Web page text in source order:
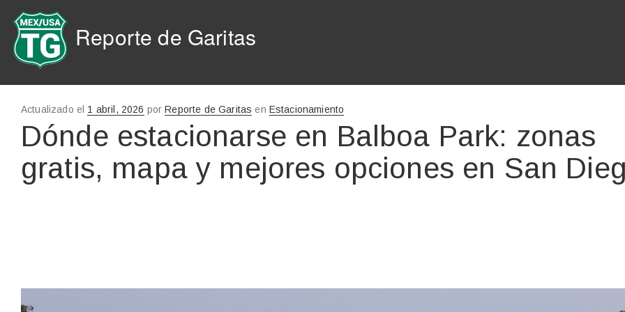
Reporte de Garitas
Actualizado el Publicado
en
1 abril, 2026 porReporte de Garitas en Estacionamiento
Dónde estacionarse en Balboa Park: zonas
gratis, mapa y mejores opciones en San